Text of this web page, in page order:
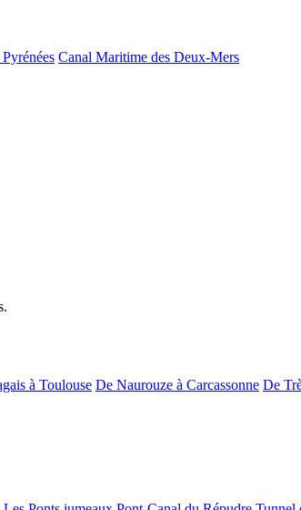
Canal Maritime des Deux-Mers
à Toulouse De Naurouze à Carcassonne De